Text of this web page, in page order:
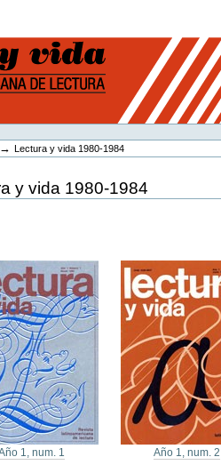
→Lectura y vida 1980-1984
y vida 1980-1984
1, num. 1 Año 1, num. 2